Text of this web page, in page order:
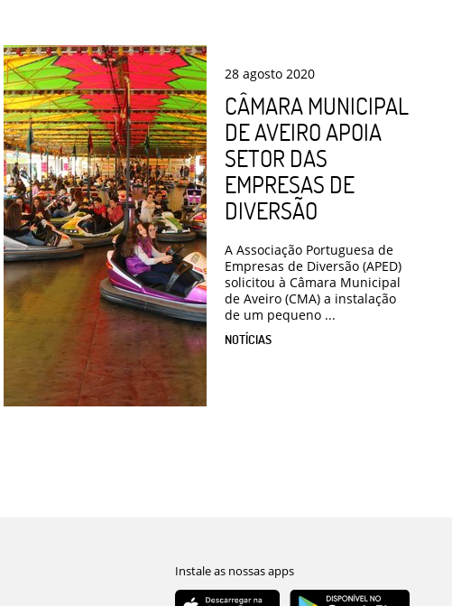
28 agosto 2020
CÂMARA MUNICIPAL
DE AVEIRO APOIA
SETOR DAS
EMPRESAS DE
DIVERSÃO
A Associação Portuguesa de
Empresas de Diversão (APED)
solicitou à Câmara Municipal
de Aveiro (CMA) a instalação
de um pequeno ...
NOTÍCIAS